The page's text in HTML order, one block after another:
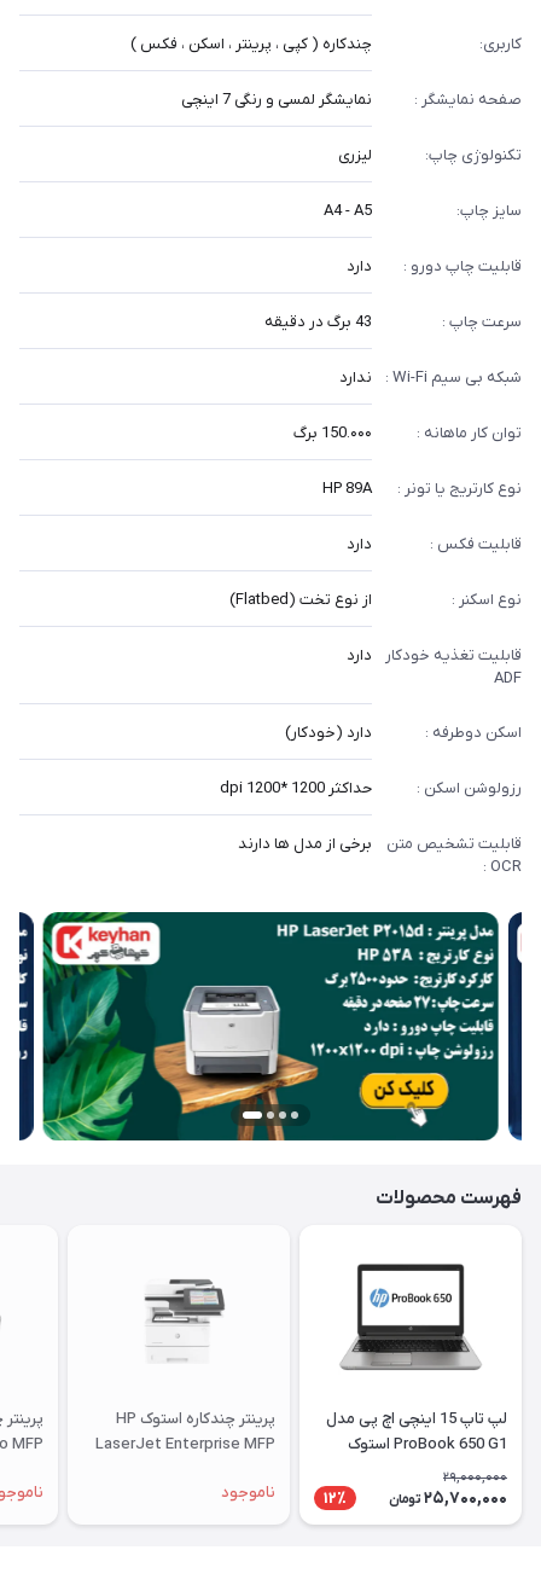
کاربری: چندکاره ( کپی ، پرینتر ، اسکن ، فکس )
صفحه نمایشگر : نمایشگر لمسی و رنگی 7 اینچی
تکنولوژی چاپ: لیزری
سایز چاپ: A4 - A5
قابلیت چاپ دورو : دارد
سرعت چاپ : 43 برگ در دقیقه
شبکه بی سیم Wi-Fi : ندارد
توان کار ماهانه : 150.۰۰۰ برگ
نوع کارتریج یا تونر : HP 89A
قابلیت فکس : دارد
نوع اسکنر : از نوع تخت (Flatbed)
قابلیت تغذیه خودکار
ADF
دارد
اسکن دوطرفه : دارد (خودکار)
رزولوشن اسکن : حداکثر 1200 *1200 dpi
قابلیت تشخیص متن
OCR :
برخی از مدل ها دارند
فهرست محصولات
لپ تاپ 15 اینچی اچ پی مدل
ProBook 650 G1 استوک
29,000,000
25,700,000 تومان 12٪
پرینتر چندکاره استوک HP
LaserJet Enterprise MFP
ناموجود
MFP